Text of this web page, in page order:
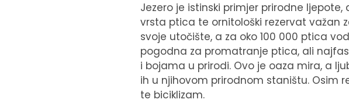
Jezero je istinski primjer prirodne
vrsta ptica te ornitološki rezervat važan
svoje utočište, a za oko 100 000 ptica
pogodna za promatranje ptica, ali
i bojama u prirodi. Ovo je oaza mira, a
ih u njihovom prirodnom staništu. Osim
te biciklizam.